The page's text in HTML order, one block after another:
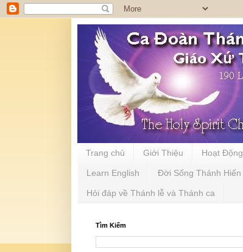
Trang chủ Giới Thiệu Hoạt Động
Learn English Đời Sống Thánh Hiến
Hỏi đáp về Thánh lễ và Thánh ca
Tìm Kiếm